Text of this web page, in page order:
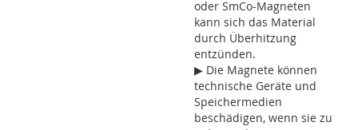
oder SmCo-Magneten
kann sich das Material
durch Überhitzung
entzünden.
▶ Die Magnete können
technische Geräte und
Speichermedien
beschädigen, wenn sie zu